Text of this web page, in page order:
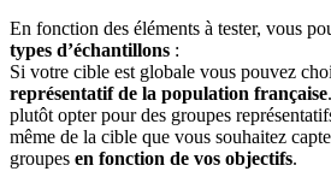
En fonction des éléments à tester, vous
types d’échantillons :
Si votre cible est globale vous pouvez
représentatif de la population française
plutôt opter pour des groupes
même de la cible que vous souhaitez
groupes en fonction de vos objectifs.